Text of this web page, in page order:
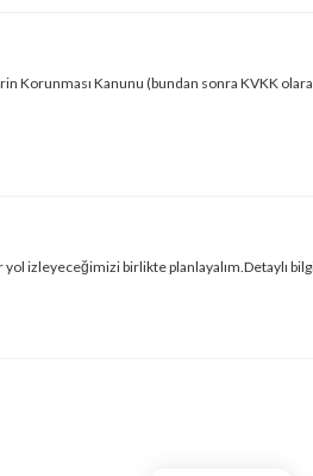
Korunması Kanunu (bundan sonra KVKK
izleyeceğimizi birlikte planlayalım.Detaylı bilgi